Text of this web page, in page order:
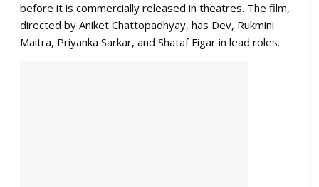
before it is commercially released in theatres. The film,
directed by Aniket Chattopadhyay, has Dev, Rukmini
Maitra, Priyanka Sarkar, and Shataf Figar in lead roles.